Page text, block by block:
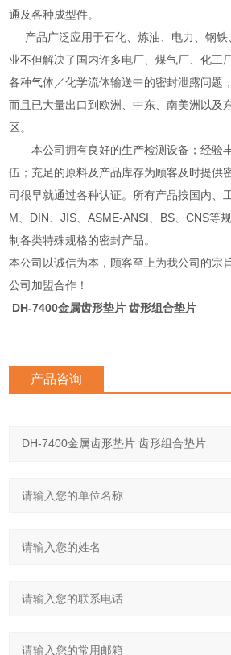
通及各种成型件。
产品广泛应用于石化、炼油、电力、钢铁
业不但解决了国内许多电厂、煤气厂、化工
各种气体／化学流体输送中的密封泄露问题
而且已大量出口到欧洲、中东、南美洲以及
区。
本公司拥有良好的生产检测设备；经验
伍；充足的原料及产品库存为顾客及时提供
司很早就通过各种认证。所有产品按国内、
M、DIN、JIS、ASME-ANSI、BS、CNS等
制各类特殊规格的密封产品。
本公司以诚信为本，顾客至上为我公司的宗
公司加盟合作！
DH-7400金属齿形垫片 齿形组合垫片
产品咨询